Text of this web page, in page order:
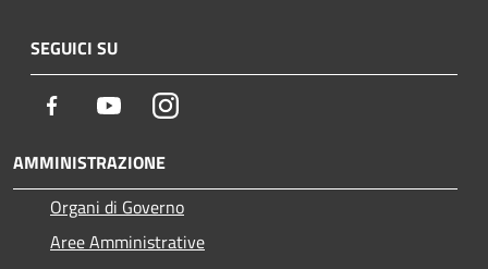
SEGUICI SU
Facebook YoutubeInstagram
AMMINISTRAZIONE
Organi di Governo
Aree Amministrative